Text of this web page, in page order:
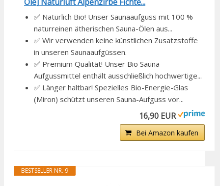
✅ Natürlich Bio! Unser Saunaaufguss mit 100 %
naturreinen ätherischen Sauna-Ölen aus...
✅ Wir verwenden keine künstlichen Zusatzstoffe
in unseren Saunaaufgüssen.
✅ Premium Qualität! Unser Bio Sauna
Aufgussmittel enthält ausschließlich hochwertige...
✅ Länger haltbar! Spezielles Bio-Energie-Glas
(Miron) schützt unseren Sauna-Aufguss vor...
16,90 EUR
Bei Amazon kaufen
BESTSELLER NR. 9